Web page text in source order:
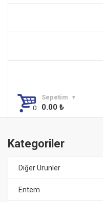
Sepetim
0.00 ₺
Kategoriler
Diğer Ürünler
Entem